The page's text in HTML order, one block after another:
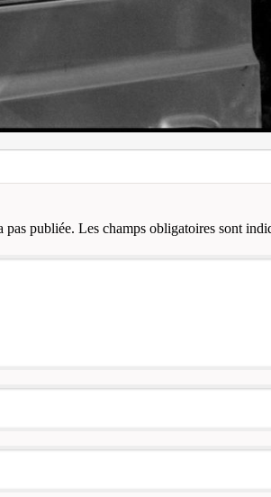
pas publiée. Les champs obligatoires sont